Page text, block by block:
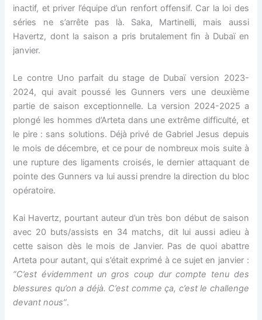
inactif, et priver l’équipe d’un renfort offensif. Car la loi des
séries ne s’arrête pas là. Saka, Martinelli, mais aussi
Havertz, dont la saison a pris brutalement fin à Dubaï en
janvier.
Le contre Uno parfait du stage de Dubaï version 2023-
2024, qui avait poussé les Gunners vers une deuxième
partie de saison exceptionnelle. La version 2024-2025 a
plongé les hommes d’Arteta dans une extrême difficulté, et
le pire : sans solutions. Déjà privé de Gabriel Jesus depuis
le mois de décembre, et ce pour de nombreux mois suite à
une rupture des ligaments croisés, le dernier attaquant de
pointe des Gunners va lui aussi prendre la direction du bloc
opératoire.
Kai Havertz, pourtant auteur d’un très bon début de saison
avec 20 buts/assists en 34 matchs, dit lui aussi adieu à
cette saison dès le mois de Janvier. Pas de quoi abattre
Arteta pour autant, qui s’était exprimé à ce sujet en janvier :
“C’est évidemment un gros coup dur compte tenu des
blessures qu’on a déjà. C’est comme ça, c’est le challenge
devant nous”.